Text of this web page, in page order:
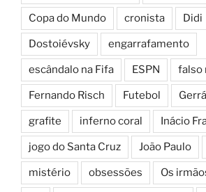
Copa do Mundo cronista Didi
Dostoiévsky engarrafamento
escândalo na Fifa ESPN falso
Fernando Risch Futebol
grafite inferno coral Inácio
jogo do Santa Cruz João Paulo
mistério obsessões Os